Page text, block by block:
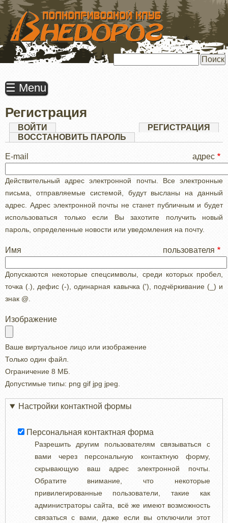
ПЕРЕЙТИ
ОСНОВНОМУ
СОДЕРЖАНИЮ
☰ Menu
Регистрация
Главные
вкладки
ВОЙТИ РЕГИСТРАЦИЯ
ВОССТАНОВИТЬ ПАРОЛЬ
E-mail адрес
Действительный адрес электронной почты. Все электронные
письма, отправляемые системой, будут высланы на данный
адрес. Адрес электронной почты не станет публичным и будет
использоваться только если Вы захотите получить новый
пароль, определенные новости или уведомления на почту.
Имя пользователя
Допускаются некоторые спецсимволы, среди которых пробел,
точка (.), дефис (-), одинарная кавычка ('), подчёркивание (_) и
знак @.
Изображение
Ваше виртуальное лицо или изображение
Только один файл.
Ограничение 8 МБ.
Допустимые типы: png gif jpg jpeg.
Настройки контактной формы
Персональная контактная форма
Разрешить другим пользователям связываться с
вами через персональную контактную форму,
скрывающую ваш адрес электронной почты.
Обратите внимание, что некоторые
привилегированные пользователи, такие как
администраторы сайта, всё же имеют возможность
связаться с вами, даже если вы отключили этот